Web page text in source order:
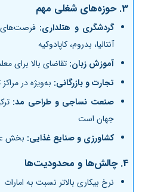
3. حوزه‌های شغلی مهم
گردشگری و هتلداری: فرصت‌های
آنتالیا، بدروم، کاپادوکیه
آموزش زبان: تقاضای بالا برای
تجارت و بازرگانی: به‌ویژه در
صنعت نساجی و طراحی مد:
جهان است
کشاورزی و صنایع غذایی: بخش
4. چالش‌ها و محدودیت‌ها
نرخ بیکاری بالاتر نسبت به امارات